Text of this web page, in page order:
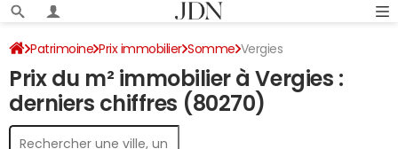
Patrimoine Prix immobilier Somme Vergies
Prix du m² immobilier à Vergies :
derniers chiffres (80270)